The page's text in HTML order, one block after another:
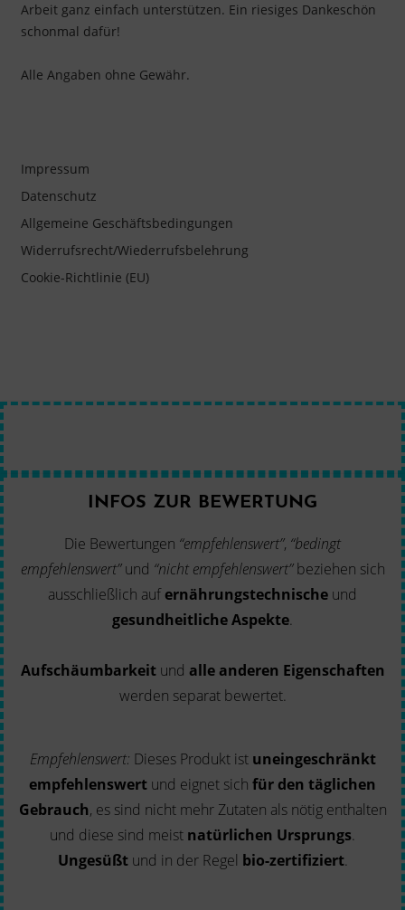
Arbeit ganz einfach unterstützen. Ein riesiges Dankeschön
schonmal dafür!
Alle Angaben ohne Gewähr.
Impressum
Datenschutz
Allgemeine Geschäftsbedingungen
Widerrufsrecht/Wiederrufsbelehrung
Cookie-Richtlinie (EU)
INFOS ZUR BEWERTUNG
Die Bewertungen “empfehlenswert”, “bedingt
empfehlenswert”und “nicht empfehlenswert”beziehen sich
ausschließlich aufernährungstechnische und
gesundheitliche Aspekte.
Aufschäumbarkeitund alle anderen Eigenschaften
werden separat bewertet.
Empfehlenswert: Dieses Produkt ist uneingeschränkt
empfehlenswert und eignet sich für den täglichen
Gebrauch, es sind nicht mehr Zutaten als nötig enthalten
und diese sind meist natürlichen Ursprungs.
Ungesüßtund in der Regel bio-zertifiziert.